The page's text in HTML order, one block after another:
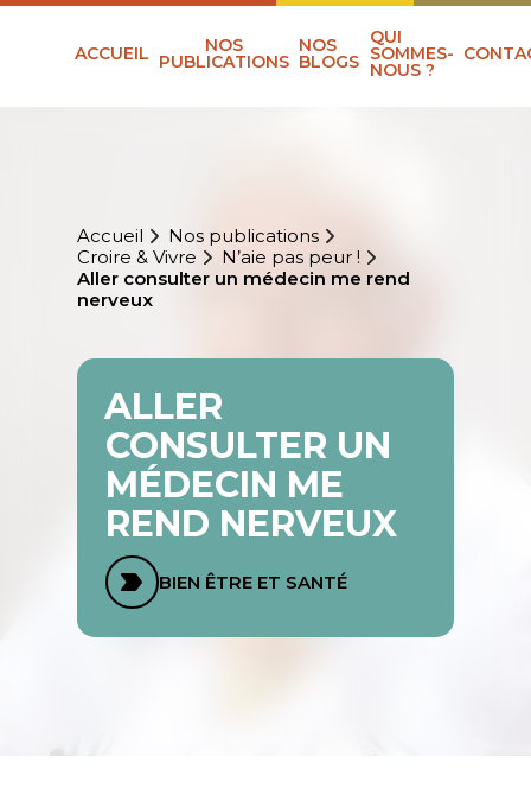
ACCUEIL NOS
PUBLICATIONS
NOS
BLOGS
QUI
SOMMES-
NOUS ?
Accueil
Nos publications
Croire & Vivre
N’aie pas peur !
Aller consulter un médecin me rend
nerveux
ALLER
CONSULTER UN
MÉDECIN ME
REND NERVEUX
BIEN ÊTRE ET SANTÉ